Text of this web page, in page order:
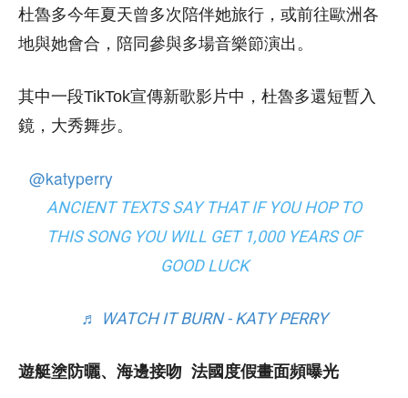
杜魯多今年夏天曾多次陪伴她旅行，或前往歐洲各
地與她會合，陪同參與多場音樂節演出。
其中一段TikTok宣傳新歌影片中，杜魯多還短暫入
鏡，大秀舞步。
@katyperry
ANCIENT TEXTS SAY THAT IF YOU HOP TO
THIS SONG YOU WILL GET 1,000 YEARS OF
GOOD LUCK
♬ WATCH IT BURN - KATY PERRY
遊艇塗防曬、海邊接吻 法國度假畫面頻曝光